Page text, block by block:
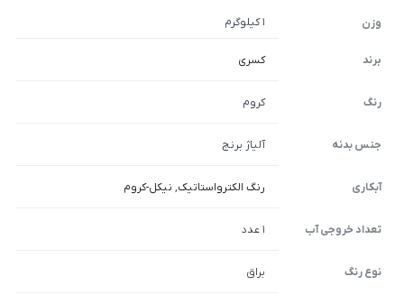
وزن 1 کیلوگرم
برند کسری
رنگ کروم
جنس بدنه آلیاژ برنج
آبکاری رنگ الکترواستاتیک, نیکل-کروم
تعداد خروجی آب 1 عدد
نوع رنگ براق